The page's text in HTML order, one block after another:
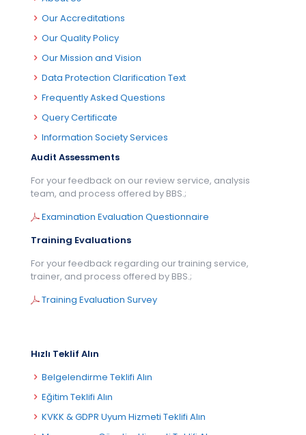
Our Accreditations
Our Quality Policy
Our Mission and Vision
Data Protection Clarification Text
Frequently Asked Questions
Query Certificate
Information Society Services
Audit Assessments
For your feedback on our review service, analysis
team, and process offered by BBS.;
Examination Evaluation Questionnaire
Training Evaluations
For your feedback regarding our training service,
trainer, and process offered by BBS.;
Training Evaluation Survey
Hızlı Teklif Alın
Belgelendirme Teklifi Alın
Eğitim Teklifi Alın
KVKK & GDPR Uyum Hizmeti Teklifi Alın